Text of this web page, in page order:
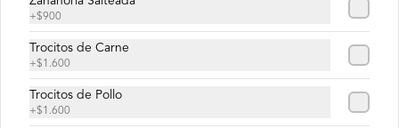
Cuatro iniciados
Salsa de tomates, queso mozzarella,
queso brie, queso azul, queso
parmesano, orégano, aceite de oliva.
$8.500
+$900
Trocitos de Carne
+$1.600
Trocitos de Pollo
+$1.600